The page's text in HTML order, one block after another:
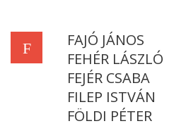
F
FAJÓ JÁNOS
FEHÉR LÁSZLÓ
FEJÉR CSABA
FILEP ISTVÁN
FÖLDI PÉTER